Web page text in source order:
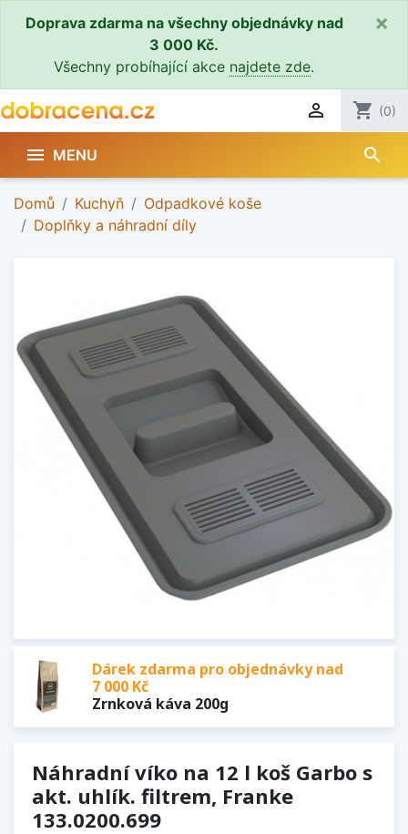
Doprava zdarma na všechny objednávky nad
3 000 Kč.
Všechny probíhající akce najdete zde.
×
 shopping_cart (0)
 MENU search
Domů Kuchyň
Odpadkové koše
Doplňky a náhradní díly
Dárek zdarma pro objednávky nad
7 000 Kč
Zrnková káva 200g
Náhradní víko na 12 l koš Garbo s
akt. uhlík. filtrem, Franke
133.0200.699